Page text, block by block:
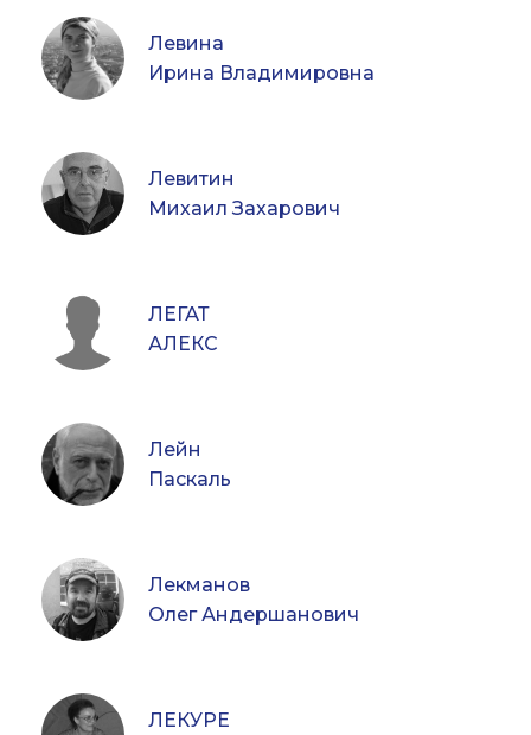
Левина
Ирина Владимировна
Левитин
Михаил Захарович
ЛЕГАТ
АЛЕКС
Лейн
Паскаль
Лекманов
Олег Андершанович
ЛЕКУРЕ